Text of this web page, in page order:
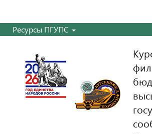
Ресурсы ПГУПС